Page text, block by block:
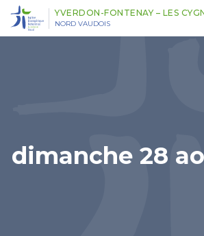
YVERDON-FONTENAY – LES
NORD VAUDOIS
dimanche 28
Panneau de gestion des cookies